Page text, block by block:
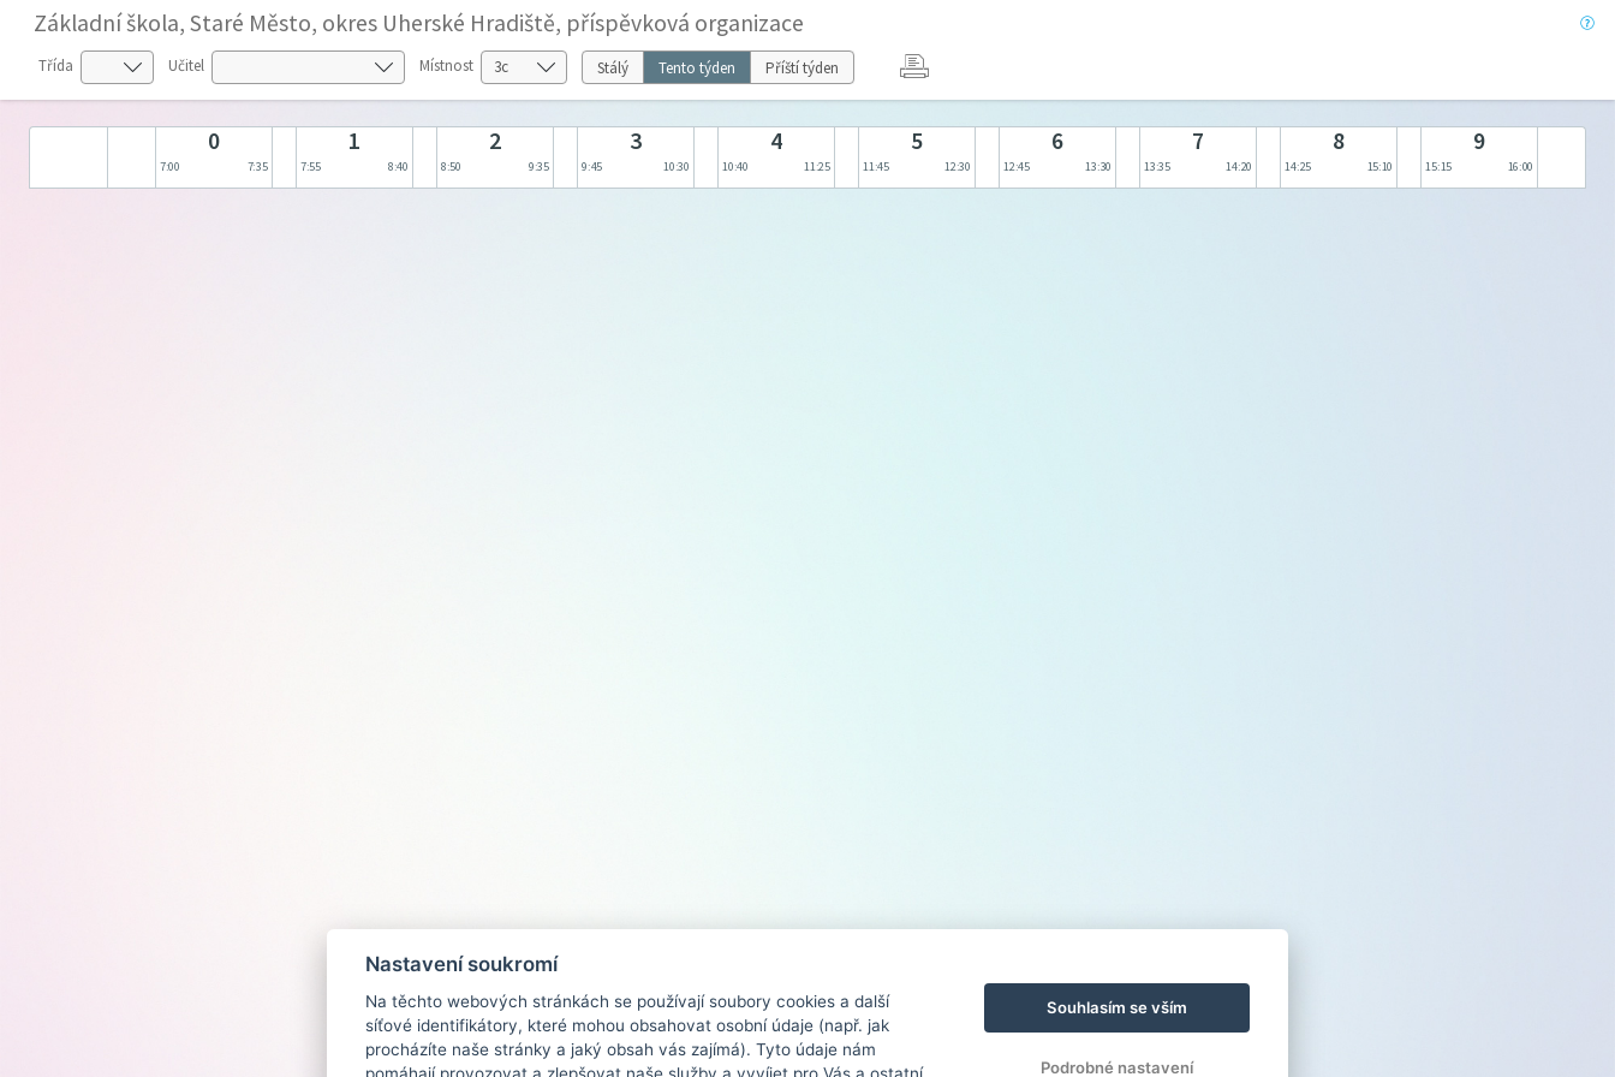
Základní škola, Staré Město, okres Uherské Hradiště, příspěvková organizace
Třída Učitel Místnost Stálý Tento týden Příští týden
0
7:00 7:35
1
7:55 8:40
2
8:50 9:35
3
9:45 10:30
4
10:40 11:25
5
11:45 12:30
6
12:45 13:30
7
13:35 14:20
8
14:25 15:10
9
15:15 16:00
Nastavení soukromí
Na těchto webových stránkách se používají soubory cookies a další
síťové identifikátory, které mohou obsahovat osobní údaje (např. jak
procházíte naše stránky a jaký obsah vás zajímá). Tyto údaje nám
Souhlasím se vším
Podrobné nastavení